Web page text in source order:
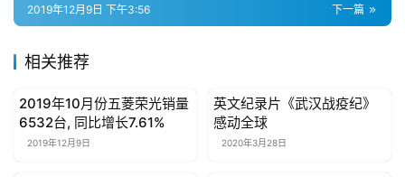
下一篇
2019年12月9日 下午3:56
相关推荐
母婴亲子
2019年10月份五菱荣光销量
6532台, 同比增长7.61%
2019年12月9日
母婴亲子
英文纪录片《武汉战疫纪》
感动全球
2020年3月28日